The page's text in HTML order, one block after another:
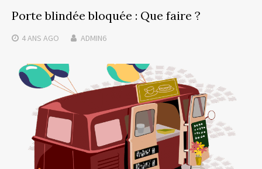
Porte blindée bloquée : Que faire ?
4 ANS AGO ADMIN6